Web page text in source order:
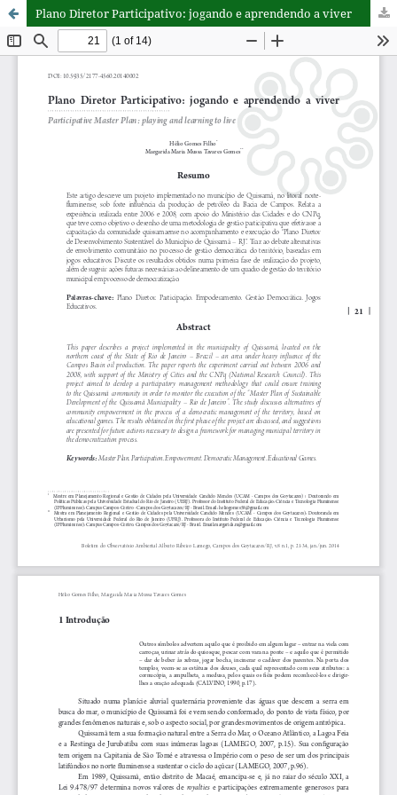
Plano Diretor Participativo: jogando e aprendendo a viver